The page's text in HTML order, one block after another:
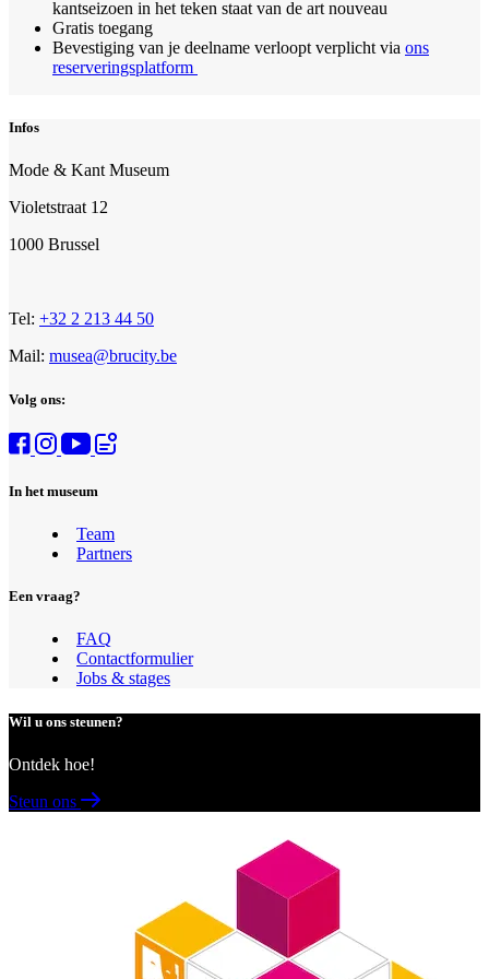
kantseizoen in het teken staat van de art nouveau
Gratis toegang
Bevestiging van je deelname verloopt verplicht via ons
reserveringsplatform
Infos
Mode & Kant Museum
Violetstraat 12
1000 Brussel
Tel: +32 2 213 44 50
Mail: musea@brucity.be
Volg ons:
In het museum
Team
Partners
Een vraag?
FAQ
Contactformulier
Jobs & stages
Wil u ons steunen?
Ontdek hoe!
Steun ons